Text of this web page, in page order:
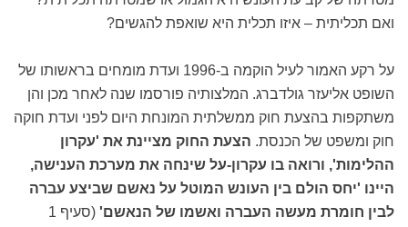
ואם תכליתית – איזו תכלית היא שואפת להגשים?
על רקע האמור לעיל הוקמה ב-1996 ועדת מומחים בראשותו של
השופט אליעזר גולדברג. המלצותיה פורסמו שנה לאחר מכן והן
משתקפות בהצעת חוק ממשלתית המונחת היום לפני ועדת חוקה
חוק ומשפט של הכנסת. הצעת החוק מציינת את 'עקרון
ההלימות', ורואה בו עקרון-על שינחה את מערכת הענישה,
היינו 'יחס הולם בין העונש המוטל על נאשם שביצע עברה
לבין חומרת מעשה העברה ואשמו של הנאשם'
(סעיף 1